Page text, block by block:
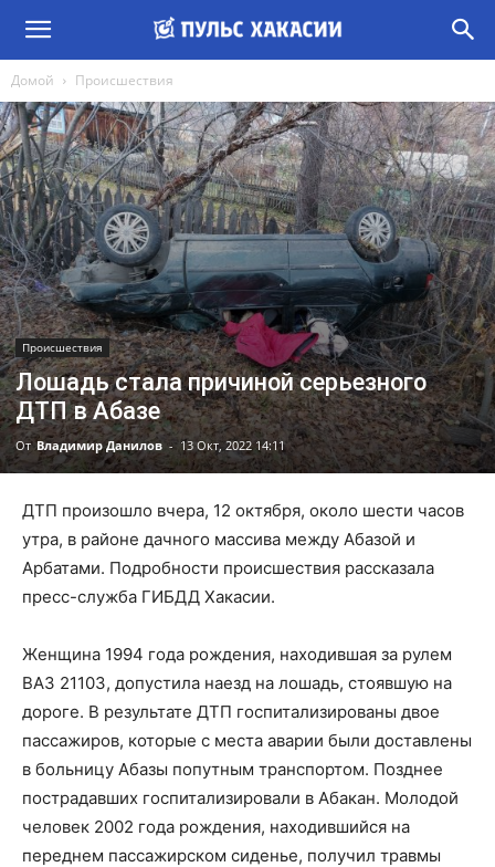
Домой Происшествия
Происшествия
Лошадь стала причиной серьезного
ДТП в Абазе
От Владимир Данилов - 13 Окт, 2022 14:11
ДТП произошло вчера, 12 октября, около шести часов
утра, в районе дачного массива между Абазой и
Арбатами. Подробности происшествия рассказала
пресс-служба ГИБДД Хакасии.
Женщина 1994 года рождения, находившая за рулем
ВАЗ 21103, допустила наезд на лошадь, стоявшую на
дороге. В результате ДТП госпитализированы двое
пассажиров, которые с места аварии были доставлены
в больницу Абазы попутным транспортом. Позднее
пострадавших госпитализировали в Абакан. Молодой
человек 2002 года рождения, находившийся на
переднем пассажирском сиденье, получил травмы